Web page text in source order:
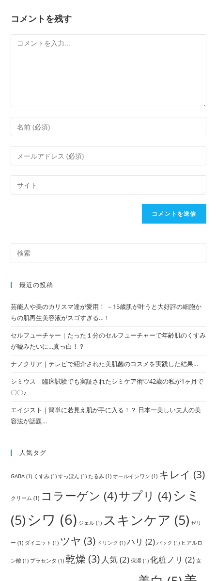
コメントを残す
最近の投稿
芸能人や美のカリスマ達が愛用！ －15歳肌が叶うと大好評の細胞か
らの肌再生美容液がスゴすぎる…！
セルフューチャー｜たった１分のセルフューチャーで年齢肌のくすみ
が嘘みたいに…真っ白！？
ナノクリア｜テレビで紹介された美肌菌のコスメを実践した結果…
シミウス｜臨床試験でも実証されたシミケア術♡42歳の私が1ヶ月で
〇〇♪
エイジスト｜簡単に若見え肌が手に入る！？ 日本一美しい夫人の美
容法が話題…
人気タグ
GABA (1) くすみ (1) すっぽん (1) たるみ (1) オールインワン (1) キレイ (3)
クリーム (1) コラーゲン (4)サプリ (4)シミ
(5)シワ (6) ジェル (1) スキンケア (5) ゼリ
ー (1) ダイエット (1) ツヤ (3) ドリンク (1) ハリ (2) パック (1) ヒアルロ
ン酸 (1) プラセンタ (1) 乾燥 (3) 人気(2) 保湿 (1) 化粧ノリ (2) 女